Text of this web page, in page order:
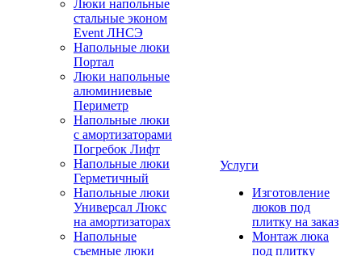
Люки напольные
стальные эконом
Event ЛНСЭ
Напольные люки
Портал
Люки напольные
алюминиевые
Периметр
Напольные люки
с амортизаторами
Погребок Лифт
Напольные люки
Герметичный
Напольные люки
Универсал Люкс
на амортизаторах
Напольные
съемные люки
Услуги
Изготовление
люков под
плитку на заказ
Монтаж люка
под плитку